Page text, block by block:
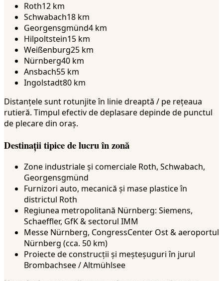
Roth12 km
Schwabach18 km
Georgensgmünd4 km
Hilpoltstein15 km
Weißenburg25 km
Nürnberg40 km
Ansbach55 km
Ingolstadt80 km
Distanțele sunt rotunjite în linie dreaptă / pe rețeaua
rutieră. Timpul efectiv de deplasare depinde de punctul
de plecare din oraș.
Destinații tipice de lucru în zonă
Zone industriale și comerciale Roth, Schwabach,
Georgensgmünd
Furnizori auto, mecanică și mase plastice în
districtul Roth
Regiunea metropolitană Nürnberg: Siemens,
Schaeffler, GfK & sectorul IMM
Messe Nürnberg, CongressCenter Ost & aeroportul
Nürnberg (cca. 50 km)
Proiecte de construcții și meșteșuguri în jurul
Brombachsee / Altmühlsee